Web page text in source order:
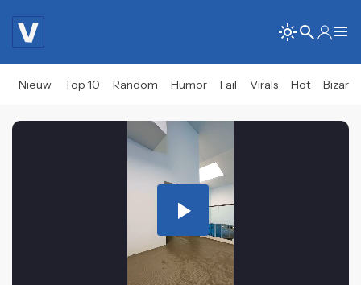
Nieuw Top 10 Random Humor Fail Virals Hot Bizar
Play
Video